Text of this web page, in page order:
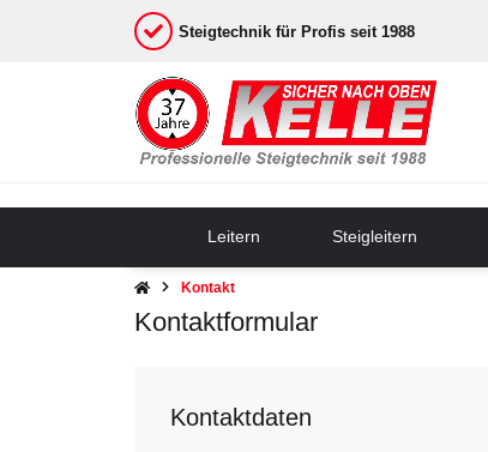
Steigtechnik für Profis seit 1988
Leitern Steigleitern
Kontakt
Kontaktformular
Kontaktdaten